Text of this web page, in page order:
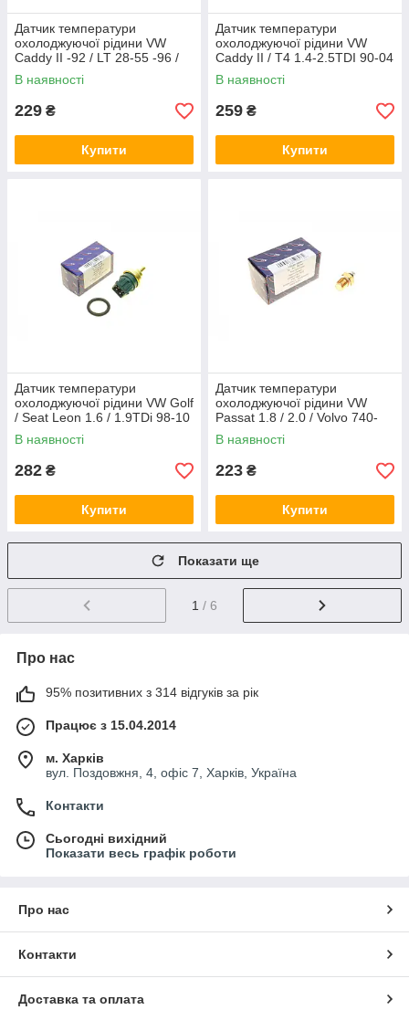
Датчик температури
охолоджуючої рідини VW
Caddy II -92 / LT 28-55 -96 /
T4 -03 AIC 50818
В наявності
229 ₴
Купити
Датчик температури
охолоджуючої рідини VW
Caddy II / T4 1.4-2.5TDI 90-04
(4 конт.) (зелений) AIC 51167
В наявності
259 ₴
Купити
Датчик температури
охолоджуючої рідини VW Golf
/ Seat Leon 1.6 / 1.9TDi 98-10
(4 конт.) AIC 51168
В наявності
282 ₴
Купити
Датчик температури
охолоджуючої рідини VW
Passat 1.8 / 2.0 / Volvo 740-
960 2.4D 82-97 AIC 50796
В наявності
223 ₴
Купити
Показати ще
1 / 6
Про нас
95% позитивних з 314 відгуків за рік
Працює з 15.04.2014
м. Харків
вул. Поздовжня, 4, офіс 7, Харків, Україна
Контакти
Сьогодні вихідний
Показати весь графік роботи
Про нас
Контакти
Доставка та оплата